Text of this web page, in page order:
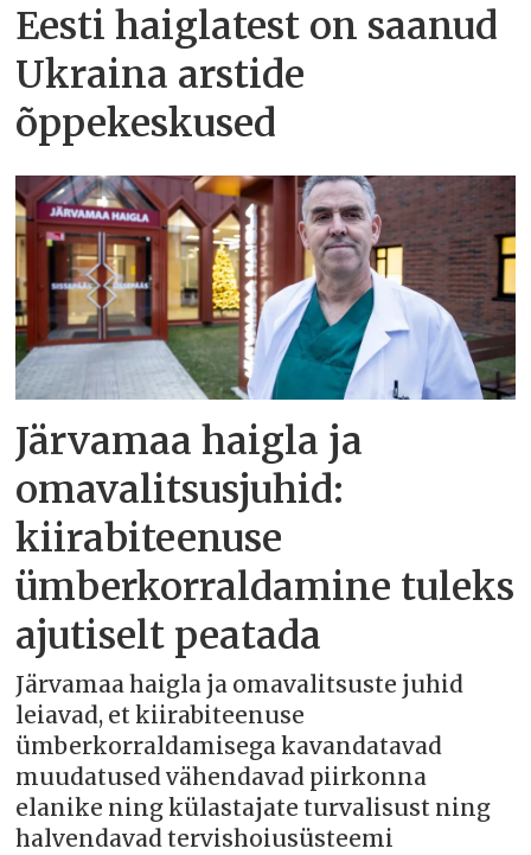
Eesti haiglatest on saanud
Ukraina arstide
õppekeskused
Järvamaa haigla ja
omavalitsusjuhid:
kiirabiteenuse
ümberkorraldamine tuleks
ajutiselt peatada
Järvamaa haigla ja omavalitsuste juhid
leiavad, et kiirabiteenuse
ümberkorraldamisega kavandatavad
muudatused vähendavad piirkonna
elanike ning külastajate turvalisust ning
halvendavad tervishoiusüsteemi